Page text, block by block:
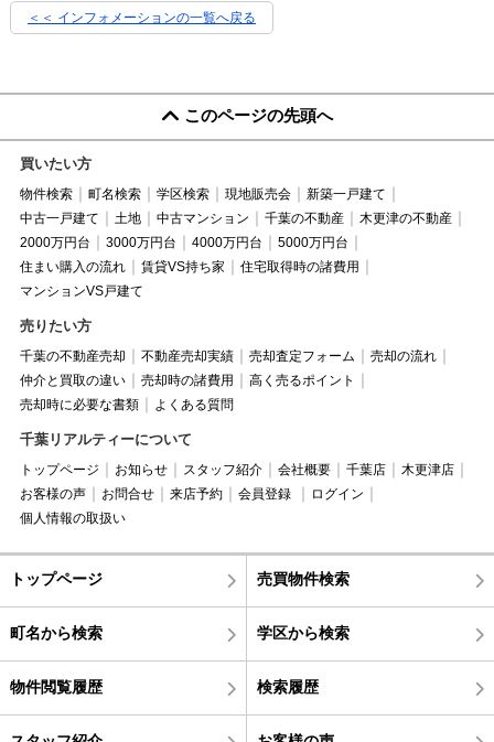
＜＜ インフォメーションの一覧へ戻る
このページの先頭へ
買いたい方
物件検索 町名検索 学区検索 現地販売会
新築一戸建て
中古一戸建て
土地 中古マンション 千葉の不動産
木更津の不動産
2000万円台
3000万円台 4000万円台
5000万円台
住まい購入の流れ
賃貸VS持ち家
住宅取得時の諸費用
マンションVS戸建て
売りたい方
千葉の不動産売却 不動産売却実績 売却査定フォーム
売却の流れ
仲介と買取の違い
売却時の諸費用
高く売るポイント
売却時に必要な書類
よくある質問
千葉リアルティーについて
トップページ お知らせ スタッフ紹介 会社概要 千葉店
木更津店
お客様の声
お問合せ 来店予約 会員登録
ログイン
個人情報の取扱い
トップページ 売買物件検索
町名から検索 学区から検索
物件閲覧履歴 検索履歴